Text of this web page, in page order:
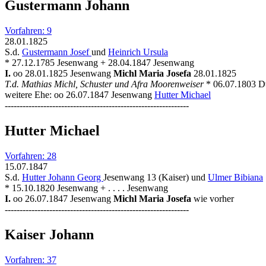
Gustermann Johann
Vorfahren: 9
28.01.1825
S.d. Gustermann Josefund Heinrich Ursula
* 27.12.1785 Jesenwang + 28.04.1847 Jesenwang
I. oo 28.01.1825 Jesenwang Michl Maria Josefa 28.01.1825
T.d. Mathias Michl, Schuster und Afra Moorenweiser * 06.07.1803
weitere Ehe: oo 26.07.1847 Jesenwang Hutter Michael
--------------------------------------------------------------
Hutter Michael
Vorfahren: 28
15.07.1847
S.d. Hutter Johann Georg Jesenwang 13 (Kaiser) und Ulmer Bibiana
* 15.10.1820 Jesenwang + . . . . Jesenwang
I. oo 26.07.1847 Jesenwang Michl Maria Josefa wie vorher
--------------------------------------------------------------
Kaiser Johann
Vorfahren: 37